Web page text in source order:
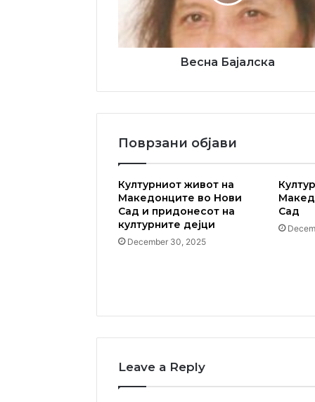
Весна Бајалска
Поврзани објави
Културниот живот на
Македонците во Нови
Сад и придонесот на
културните дејци
December 30, 2025
Сад
Leave a Reply